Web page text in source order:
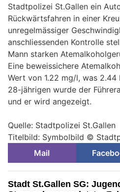
Stadtpolizei St.Gallen ein
Rückwärtsfahren in einer
unregelmässiger
anschliessenden Kontrolle
Mann starken
Eine beweissichere
Wert von 1.22 mg/l, was
28-jährigen wurde der
und er wird angezeigt.
Quelle: Stadtpolizei St.Gallen
Titelbild: Symbolbild ©
Mail
Stadt St.Gallen SG: